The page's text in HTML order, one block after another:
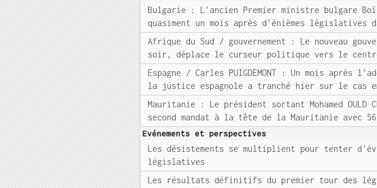
Bulgarie : L'ancien Premier ministre bulgare
quasiment un mois après d'énièmes législatives
Afrique du Sud / gouvernement : Le nouveau
soir, déplace le curseur politique vers le
Espagne / Carles PUIGDEMONT : Un mois
la justice espagnole a tranché hier sur le cas
Mauritanie : Le président sortant Mohamed OULD
second mandat à la tête de la Mauritanie avec
Evénements et perspectives
Les désistements se multiplient pour tenter
législatives
Les résultats définitifs du premier tour des